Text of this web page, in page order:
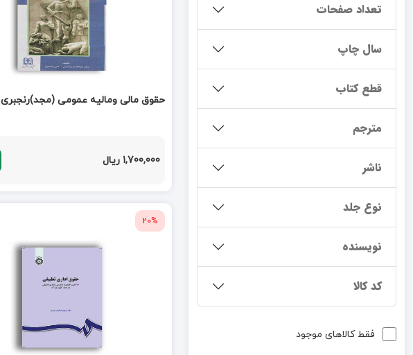
تعداد صفحات
سال چاپ
قطع کتاب
مترجم
ناشر
نوع جلد
نویسنده
کد کالا
فقط کالاهای موجود
حقوق مالی ومالیه عمومی (مجد)رنجبری
1,700,000 ریال
20%